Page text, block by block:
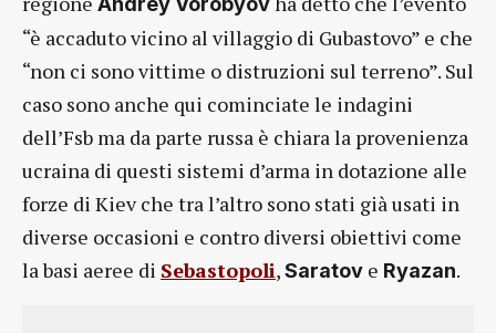
“è accaduto vicino al villaggio di Gubastovo” e che
“non ci sono vittime o distruzioni sul terreno”. Sul
caso sono anche qui cominciate le indagini
dell’Fsb ma da parte russa è chiara la provenienza
ucraina di questi sistemi d’arma in dotazione alle
forze di Kiev che tra l’altro sono stati già usati in
diverse occasioni e contro diversi obiettivi come
la basi aeree di Sebastopoli,Saratov e Ryazan.